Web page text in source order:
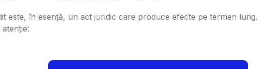
este, în esență, un act juridic care produce efecte pe termen